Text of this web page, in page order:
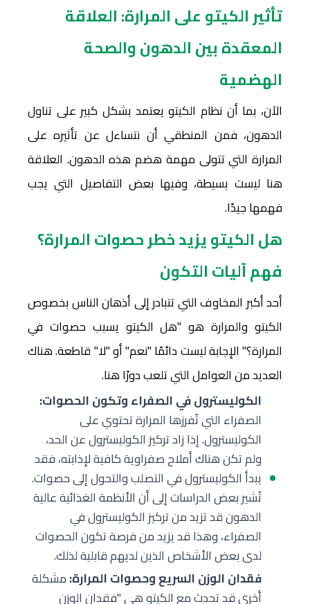
تأثير الكيتو على المرارة: العلاقة
المعقدة بين الدهون والصحة
الهضمية
الآن، بما أن نظام الكيتو يعتمد بشكل كبير على تناول
الدهون، فمن المنطقي أن نتساءل عن تأثيره على
المرارة التي تتولى مهمة هضم هذه الدهون. العلاقة
هنا ليست بسيطة، وفيها بعض التفاصيل التي يجب
فهمها جيدًا.
هل الكيتو يزيد خطر حصوات المرارة؟
فهم آليات التكون
أحد أكبر المخاوف التي تتبادر إلى أذهان الناس بخصوص
الكيتو والمرارة هو "هل الكيتو يسبب حصوات في
المرارة؟" الإجابة ليست دائمًا "نعم" أو "لا" قاطعة. هناك
العديد من العوامل التي تلعب دورًا هنا.
الكوليسترول في الصفراء وتكون الحصوات:
الصفراء التي تُفرزها المرارة تحتوي على
الكوليسترول. إذا زاد تركيز الكوليسترول عن الحد،
ولم تكن هناك أملاح صفراوية كافية لإذابته، فقد
يبدأ الكوليسترول في التصلب والتحول إلى حصوات.
تُشير بعض الدراسات إلى أن الأنظمة الغذائية عالية
الدهون قد تزيد من تركيز الكوليسترول في
الصفراء، وهذا قد يزيد من فرصة تكون الحصوات
لدى بعض الأشخاص الذين لديهم قابلية لذلك.
فقدان الوزن السريع وحصوات المرارة:مشكلة
أخرى قد تحدث مع الكيتو هي "فقدان الوزن